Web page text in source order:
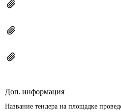
Доп. информация
Название тендера на площадке